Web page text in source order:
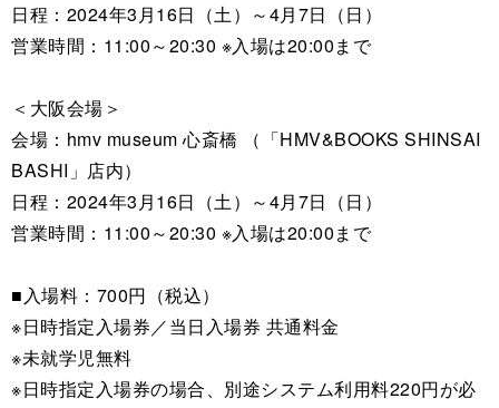
日程：2024年3月16日（土）～4月7日（日）
営業時間：11:00～20:30 ※入場は20:00まで
＜大阪会場＞
会場：hmv museum 心斎橋 （「HMV&BOOKS SHINSAI
BASHI」店内）
日程：2024年3月16日（土）～4月7日（日）
営業時間：11:00～20:30 ※入場は20:00まで
■入場料：700円（税込）
※日時指定入場券／当日入場券 共通料金
※未就学児無料
※日時指定入場券の場合、別途システム利用料220円が必